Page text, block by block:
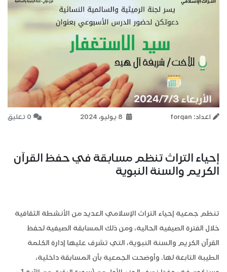
اعداد: forqan 0 تعليق
إحياء التراث تنظم مسابقة في حفظ القرآن
الكريم والسنة النبوية
تنظم جمعية إحياء التراث الإسلامي العديد من الأنشطة الثقافية
خلال الفترة الصيفية الحالية، ومن ذلك المسابقة الصيفية لحفظ
القرآن الكريم والسنة النبوية، التي تشرف عليها إدارة الكلمة
الطيبة التابعة لها. وأوضحت الجمعية بأن المسابقة داخلية،